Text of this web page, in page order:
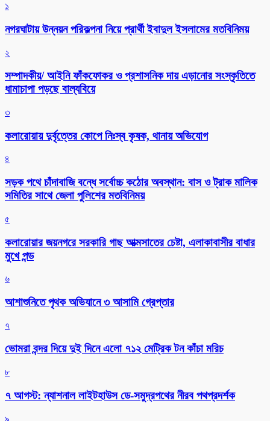
১
নগরঘাটায় উন্নয়ন পরিকল্পনা নিয়ে প্রার্থী ইবাদুল ইসলামের মতবিনিময়
২
সম্পাদকীয়/ আইনি ফাঁকফোকর ও প্রশাসনিক দায় এড়ানোর সংস্কৃতিতে
ধামাচাপা পড়ছে বাল্যবিয়ে
৩
কলারোয়ায় দুর্বৃত্তের কোপে নিঃস্ব কৃষক, থানায় অভিযোগ
৪
সড়ক পথে চাঁদাবাজি বন্ধে সর্বোচ্চ কঠোর অবস্থান: বাস ও ট্রাক মালিক
সমিতির সাথে জেলা পুলিশের মতবিনিময়
৫
কলারোয়ার জয়নগরে সরকারি গাছ আত্মসাতের চেষ্টা, এলাকাবাসীর বাধার
মুখে পন্ড
৬
আশাশুনিতে পৃথক অভিযানে ৩ আসামি গ্রেপ্তার
৭
ভোমরা বন্দর দিয়ে দুই দিনে এলো ৭১২ মেট্রিক টন কাঁচা মরিচ
৮
৭ আগস্ট: ন্যাশনাল লাইটহাউস ডে-সমুদ্রপথের নীরব পথপ্রদর্শক
৯